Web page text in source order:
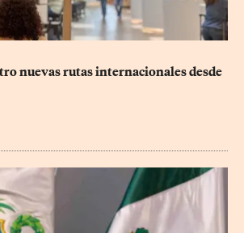
nuevas rutas internacionales desde